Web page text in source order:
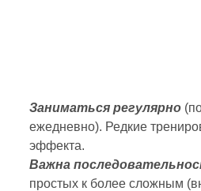
Заниматься регулярно
ежедневно). Редкие
эффекта.
Важна
простых к более сложным